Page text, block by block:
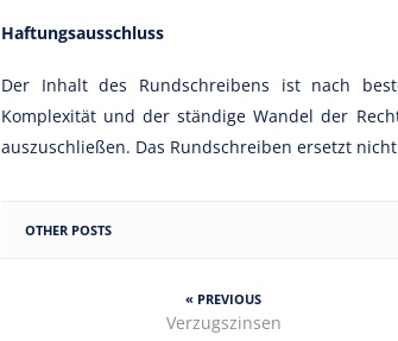
Haftungsausschluss
Der Inhalt des Rundschreibens ist nach
Komplexität und der ständige Wandel der
auszuschließen. Das Rundschreiben ersetzt
OTHER POSTS
« PREVIOUS
Verzugszinsen